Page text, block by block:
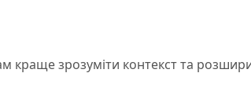
краще зрозуміти контекст та